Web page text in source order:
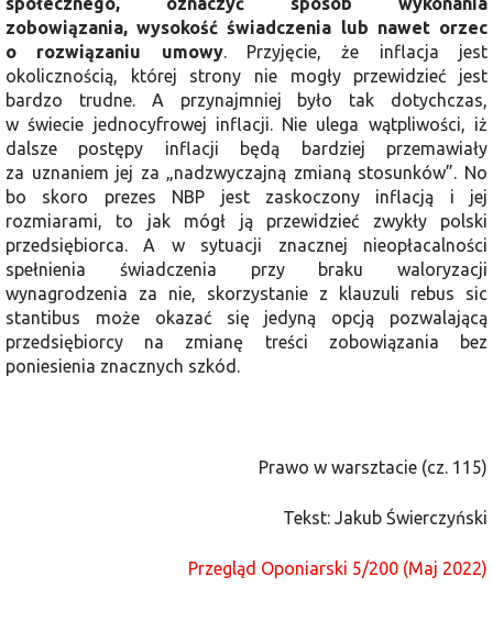
zobowiązania, wysokość świadczenia lub nawet orzec
o rozwiązaniu umowy. Przyjęcie, że inflacja jest
okolicznością, której strony nie mogły przewidzieć jest
bardzo trudne. A przynajmniej było tak dotychczas,
w świecie jednocyfrowej inflacji. Nie ulega wątpliwości, iż
dalsze postępy inflacji będą bardziej przemawiały
za uznaniem jej za „nadzwyczajną zmianą stosunków”. No
bo skoro prezes NBP jest zaskoczony inflacją i jej
rozmiarami, to jak mógł ją przewidzieć zwykły polski
przedsiębiorca. A w sytuacji znacznej nieopłacalności
spełnienia świadczenia przy braku waloryzacji
wynagrodzenia za nie, skorzystanie z klauzuli rebus sic
stantibus może okazać się jedyną opcją pozwalającą
przedsiębiorcy na zmianę treści zobowiązania bez
poniesienia znacznych szkód.
Prawo w warsztacie (cz. 115)
Tekst: Jakub Świerczyński
Przegląd Oponiarski 5/200 (Maj 2022)